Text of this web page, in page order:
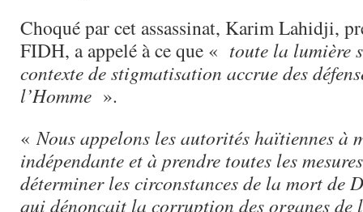
Choqué par cet assassinat, Karim Lahidji,
FIDH, a appelé à ce que « toute la lumière
contexte de stigmatisation accrue des
l’Homme ».
«Nous appelons les autorités haïtiennes à
indépendante et à prendre toutes les
déterminer les circonstances de la mort de
qui dénonçait la corruption des organes de